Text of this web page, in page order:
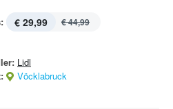
€ 29,99 € 44,99
Lidl
Vöcklabruck